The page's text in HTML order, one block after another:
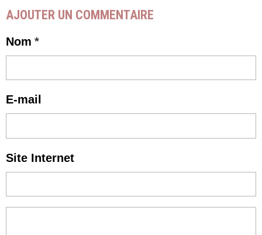
AJOUTER UN COMMENTAIRE
Nom
E-mail
Site Internet